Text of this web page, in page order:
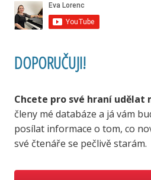
DOPORUČUJI!
Chcete pro své hraní udělat
členy mé databáze a já vám
posílat informace o tom, co
své čtenáře se pečlivě starám.